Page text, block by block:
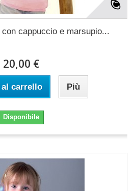
cappuccio e marsupio...
20,00 €
carrello Più
Disponibile